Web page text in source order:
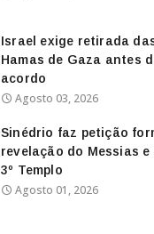
Israel exige retirada
Hamas de Gaza antes
acordo
Agosto 03, 2026
Sinédrio faz petição
revelação do Messias
3º Templo
Agosto 01, 2026